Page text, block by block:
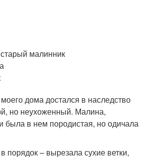
малинник
дома достался в наследство
но неухоженный. Малина,
была в нем породистая, но одичала
порядок – вырезала сухие ветки,